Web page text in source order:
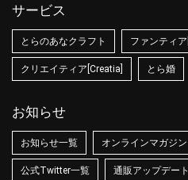
サービス
とらのあなクラフト ファンティア
クリエイティア[Creatia] とら婚
お知らせ
お知らせ一覧 オンラインマガジン
公式Twitter一覧 通販アップデー